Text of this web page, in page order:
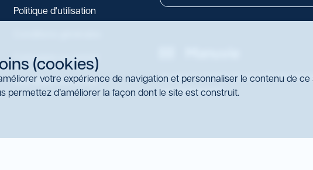
Politique d'utilisation
Connexion au portail
Inscription au portail
Voyages A+ est fière de vous offrir les
vos déplacements.
(cookies)
votre expérience de navigation et personnaliser le contenu de ce
permettez d’améliorer la façon dont le site est construit.